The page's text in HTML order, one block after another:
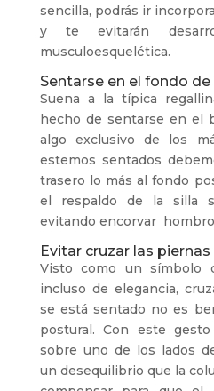
sencilla, podrás ir
y te evitarán
musculoesquelética.
Sentarse en el fondo de
Suena a la típica
hecho de sentarse en el
algo exclusivo de los
estemos sentados
trasero lo más al fondo
el respaldo de la silla
evitando encorvar
Evitar cruzar las
Visto como un símbolo
incluso de elegancia,
se está sentado no es
postural. Con este
sobre uno de los lados
un desequilibrio que la